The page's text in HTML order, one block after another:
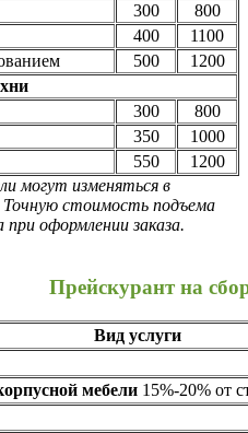
300
800
400
1100
500
1200
300
800
350
1000
550
1200
могут изменяться в
стоимость подъема
оформлении заказа.
Прейскурант на
Вид услуги
мебели15%-20% от